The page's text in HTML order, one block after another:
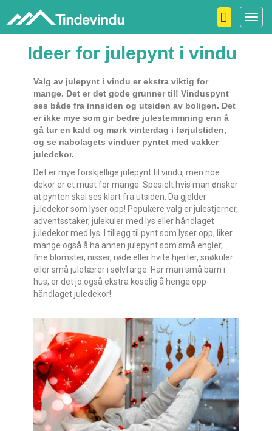
Ideer for julepynt i vindu
Valg av julepynt i vindu er ekstra viktig for
mange. Det er det gode grunner til! Vinduspynt
ses både fra innsiden og utsiden av boligen. Det
er ikke mye som gir bedre julestemmning enn å
gå tur en kald og mørk vinterdag i førjulstiden,
og se nabolagets vinduer pyntet med vakker
juledekor.
Det er mye forskjellige julepynt til vindu, men noe
dekor er et must for mange. Spesielt hvis man ønsker
at pynten skal ses klart fra utsiden. Da gjelder
juledekor som lyser opp! Populære valg er julestjerner,
adventsstaker, julekuler med lys eller håndlaget
juledekor med lys. I tillegg til pynt som lyser opp, liker
mange også å ha annen julepynt som små engler,
fine blomster, nisser, røde eller hvite hjerter, snøkuler
eller små juletærer i sølvfarge. Har man små barn i
hus, er det jo også ekstra koselig å henge opp
håndlaget juledekor!